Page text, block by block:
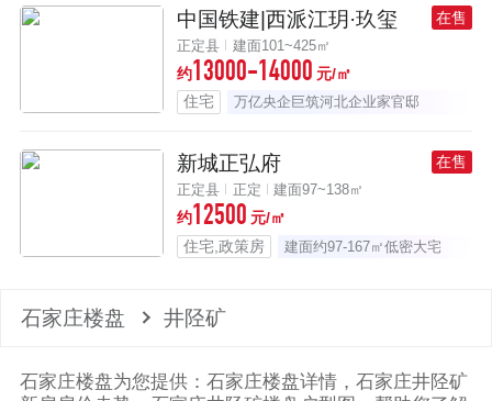
中国铁建|西派江玥·玖玺 在售
正定县 建面101~425㎡
约13000-14000 元/㎡
住宅
万亿央企巨筑河北企业家官邸
新城正弘府 在售
正定县 正定 建面97~138㎡
约12500 元/㎡
住宅,政策房
建面约97-167㎡低密大宅
石家庄楼盘 井陉矿
石家庄楼盘为您提供：石家庄楼盘详情，石家庄井陉矿